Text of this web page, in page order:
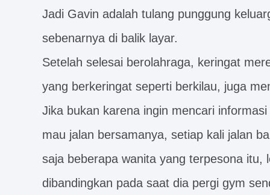
Jadi Gavin adalah tulang punggung
sebenarnya di balik layar.
Setelah selesai berolahraga, keringat
yang berkeringat seperti berkilau, juga
Jika bukan karena ingin mencari
mau jalan bersamanya, setiap kali jalan
saja beberapa wanita yang terpesona itu,
dibandingkan pada saat dia pergi gym